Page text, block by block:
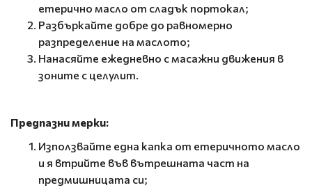
етерично масло от сладък портокал;
Разбъркайте добре до равномерно
разпределение на маслото;
Нанасяйте ежедневно с масажни движения в
зоните с целулит.
Предпазни мерки:
Използвайте една капка от етеричното масло
и я втрийте във вътрешната част на
предмишницата си;